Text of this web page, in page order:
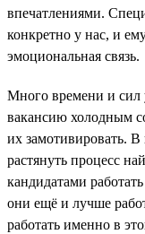
впечатлениями.
конкретно у нас, и
эмоциональная связь.
Много времени и сил
вакансию холодным
их замотивировать. В
растянуть процесс
кандидатами
они ещё и лучше
работать именно в